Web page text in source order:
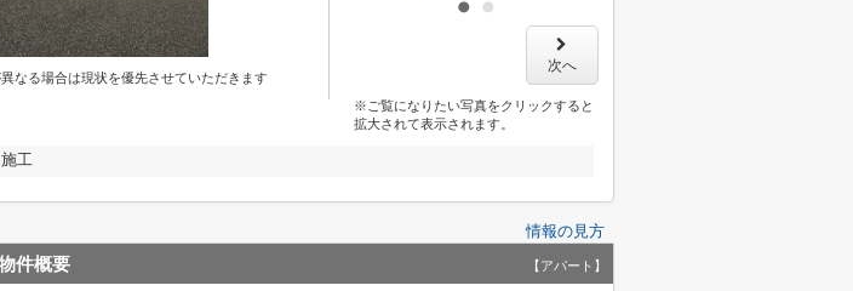
なる場合は現状を優先させていただきます
次へ
※ご覧になりたい写真をクリックすると
拡大されて表示されます。
工
情報の見方
件概要 【アパート】